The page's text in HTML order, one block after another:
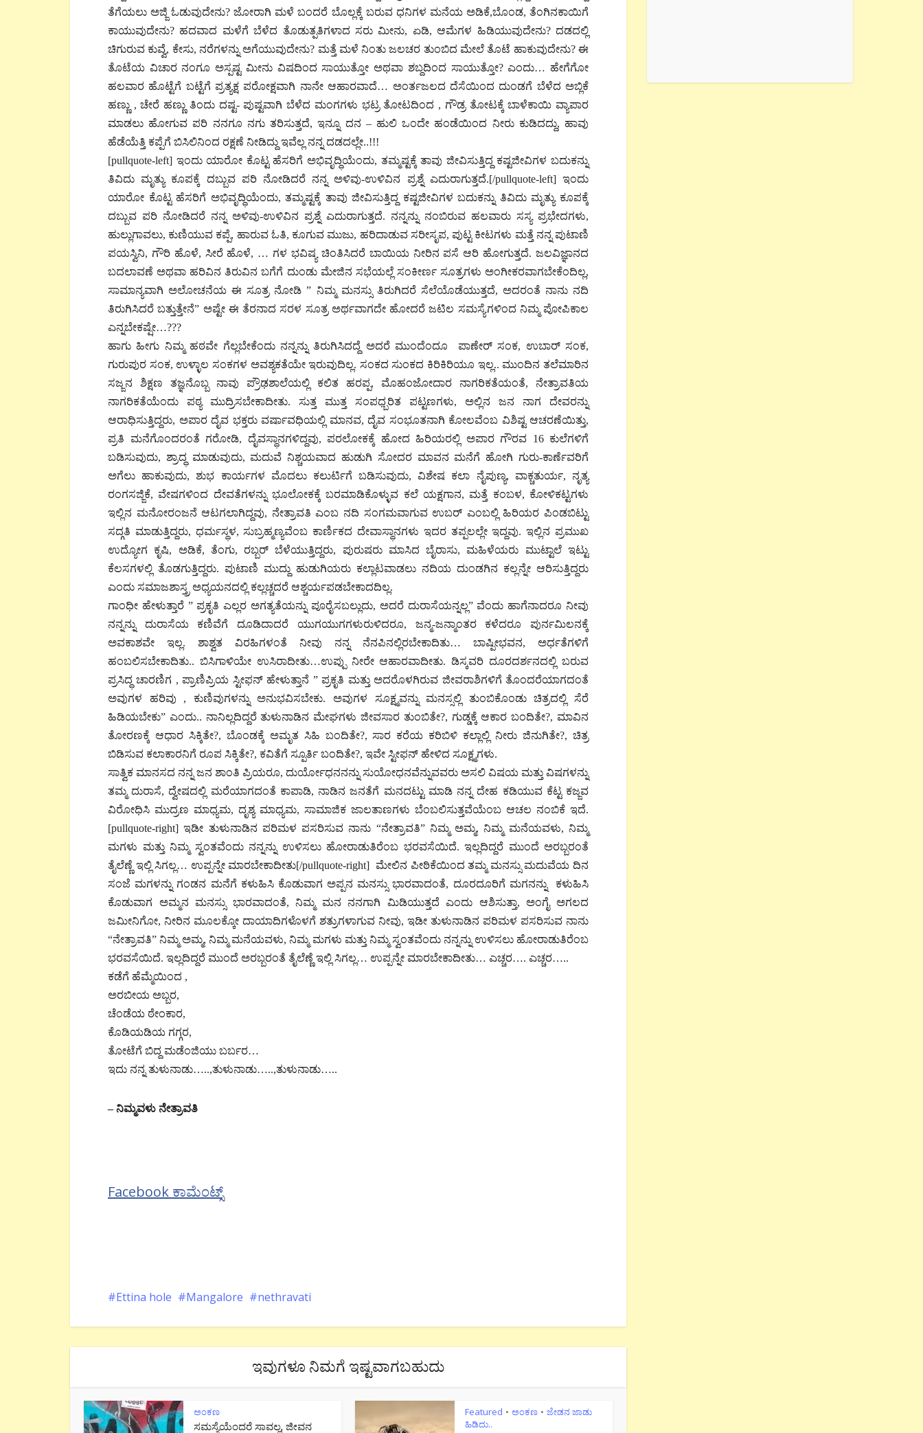
ತೆಗೆಯಲು ಅಜ್ಜಿ ಓಡುವುದೇನು? ಜೋರಾಗಿ ಮಳೆ ಬಂದರೆ ಬೊಲ್ಲಕ್ಕೆ ಬರುವ ಧನಿಗಳ ಮನೆಯ ಅಡಿಕೆ,ಬೊಂಡ, ತೆಂಗಿನಕಾಯಿಗೆ
ಕಾಯುವುದೇನು? ಹದವಾದ ಮಳೆಗೆ ಬೆಳೆದ ತೊಡುತ್ಪತಿಗಳಾದ ಸರು ಮೀನು, ಏಡಿ, ಆಮೆಗಳ ಹಿಡಿಯುವುದೇನು? ದಡದಲ್ಲಿ
ಚಿಗುರುವ ಕುವ್ವೆ, ಕೇಸು, ನರೆಗಳನ್ನು ಅಗೆಯುವುದೇನು? ಮತ್ತೆ ಮಳೆ ನಿಂತು ಜಲಚರ ತುಂಬಿದ ಮೇಲೆ ತೊಟೆ ಹಾಕುವುದೇನು? ಈ
ತೊಟೆಯ ವಿಚಾರ ನಂಗೂ ಅಸ್ಪಷ್ಟ ಮೀನು ವಿಷದಿಂದ ಸಾಯುತ್ತೋ ಅಥವಾ ಶಬ್ದದಿಂದ ಸಾಯುತ್ತೋ? ಎಂದು… ಹೇಗೆಗೋ
ಹಲವಾರ ಹೊಟ್ಟೆಗೆ ಬಟ್ಟೆಗೆ ಪ್ರತ್ಯಕ್ಷ ಪರೋಕ್ಷವಾಗಿ ನಾನೇ ಆಹಾರವಾದೆ… ಅಂರ್ತಜಲದ ದೆಸೆಯಿಂದ ದುಂಡಗೆ ಬೆಳೆದ ಅಬ್ಲಿಕೆ
ಹಣ್ಣು , ಚೇರೆ ಹಣ್ಣು ತಿಂದು ದಷ್ಟ- ಪುಷ್ಟವಾಗಿ ಬೆಳೆದ ಮಂಗಗಳು ಭಟ್ರ ತೋಟದಿಂದ , ಗೌಡ್ರ ತೋಟಕ್ಕೆ ಬಾಳೆಕಾಯಿ ವ್ಯಾಪಾರ
ಮಾಡಲು ಹೋಗುವ ಪರಿ ನನಗೂ ನಗು ತರಿಸುತ್ತದೆ, ಇನ್ನೂ ದನ – ಹುಲಿ ಒಂದೇ ಹಂಡೆಯಿಂದ ನೀರು ಕುಡಿದದ್ದು, ಹಾವು
ಹೆಡೆಯೆತ್ತಿ ಕಪ್ಪೆಗೆ ಬಿಸಿಲಿನಿಂದ ರಕ್ಷಣೆ ನೀಡಿದ್ದು ಇವೆಲ್ಲ ನನ್ನ ದಡದಲ್ಲೇ..!!!
[pullquote-left] ಇಂದು ಯಾರೋ ಕೊಟ್ಟ ಹೆಸರಿಗೆ ಅಭಿವೃದ್ಧಿಯೆಂದು, ತಮ್ಮಷ್ಟಕ್ಕೆ ತಾವು ಜೀವಿಸುತ್ತಿದ್ದ ಕಷ್ಟಜೀವಿಗಳ ಬದುಕನ್ನು
ತಿವಿದು ಮೃತ್ಯು ಕೂಪಕ್ಕೆ ದಬ್ಬುವ ಪರಿ ನೋಡಿದರೆ ನನ್ನ ಅಳಿವು-ಉಳಿವಿನ ಪ್ರಶ್ನೆ ಎದುರಾಗುತ್ತದೆ.[/pullquote-left] ಇಂದು
ಯಾರೋ ಕೊಟ್ಟ ಹೆಸರಿಗೆ ಅಭಿವೃದ್ಧಿಯೆಂದು, ತಮ್ಮಷ್ಟಕ್ಕೆ ತಾವು ಜೀವಿಸುತ್ತಿದ್ದ ಕಷ್ಟಜೀವಿಗಳ ಬದುಕನ್ನು ತಿವಿದು ಮೃತ್ಯು ಕೂಪಕ್ಕೆ
ದಬ್ಬುವ ಪರಿ ನೋಡಿದರೆ ನನ್ನ ಅಳಿವು-ಉಳಿವಿನ ಪ್ರಶ್ನೆ ಎದುರಾಗುತ್ತದೆ. ನನ್ನನ್ನು ನಂಬಿರುವ ಹಲವಾರು ಸಸ್ಯ ಪ್ರಭೇದಗಳು,
ಹುಲ್ಲುಗಾವಲು, ಕುಣಿಯುವ ಕಪ್ಪೆ, ಹಾರುವ ಓತಿ, ಕೂಗುವ ಮುಜು, ಹರಿದಾಡುವ ಸರೀಸೃಪ, ಪುಟ್ಟ ಕೀಟಗಳು ಮತ್ತೆ ನನ್ನ ಪುಟಾಣಿ
ಪಯಸ್ವಿನಿ, ಗೌರಿ ಹೊಳೆ, ಸೀರೆ ಹೊಳೆ, … ಗಳ ಭವಿಷ್ಯ ಚಿಂತಿಸಿದರೆ ಬಾಯಿಯ ನೀರಿನ ಪಸೆ ಆರಿ ಹೋಗುತ್ತದೆ. ಜಲವಿಜ್ಞಾನದ
ಬದಲಾವಣೆ ಅಥವಾ ಹರಿವಿನ ತಿರುವಿನ ಬಗೆಗೆ ದುಂಡು ಮೇಜಿನ ಸಭೆಯಲ್ಲೆ ಸಂಕೀರ್ಣ ಸೂತ್ರಗಳು ಅಂಗೀಕರವಾಗಬೇಕೆಂದಿಲ್ಲ,
ಸಾಮಾನ್ಯವಾಗಿ ಅಲೋಚನೆಯ ಈ ಸೂತ್ರ ನೋಡಿ ” ನಿಮ್ಮ ಮನಸ್ಸು ತಿರುಗಿದರೆ ಸೆಲೆಯೊಡೆಯುತ್ತದೆ, ಅದರಂತೆ ನಾನು ನದಿ
ತಿರುಗಿಸಿದರೆ ಬತ್ತುತ್ತೇನೆ” ಅಷ್ಟೇ ಈ ತೆರನಾದ ಸರಳ ಸೂತ್ರ ಅರ್ಥವಾಗದೇ ಹೋದರೆ ಜಟಿಲ ಸಮಸ್ಯೆಗಳಿಂದ ನಿಮ್ಮ ಪೋಪಿಕಾಲ
ಎನ್ನಬೇಕಷ್ಷೇ…???
ಹಾಗು ಹೀಗು ನಿಮ್ಮ ಹಠವೇ ಗೆಲ್ಲಬೇಕೆಂದು ನನ್ನನ್ನು ತಿರುಗಿಸಿದದ್ದೆ ಅದರೆ ಮುಂದೆಂದೂ ಪಾಣೇರ್ ಸಂಕ, ಉಬಾರ್ ಸಂಕ,
ಗುರುಪುರ ಸಂಕ, ಉಳ್ಳಾಲ ಸಂಕಗಳ ಅವಶ್ಯಕತೆಯೇ ಇರುವುದಿಲ್ಲ. ಸಂಕದ ಸುಂಕದ ಕಿರಿಕಿರಿಯೂ ಇಲ್ಲ.. ಮುಂದಿನ ತಲೆಮಾರಿನ
ಸಜ್ಜನ ಶಿಕ್ಷಣ ತಜ್ಞನೊಬ್ಬ ನಾವು ಪ್ರೌಢಶಾಲೆಯಲ್ಲಿ ಕಲಿತ ಹರಪ್ಪ, ಮೊಹಂಜೋದಾರ ನಾಗರಿಕತೆಯಂತೆ, ನೇತ್ರಾವತಿಯ
ನಾಗರಿಕತೆಯೆಂದು ಪಠ್ಯ ಮುದ್ರಿಸಬೇಕಾದೀತು. ಸುತ್ತ ಮುತ್ತ ಸಂಪಧ್ಬರಿತ ಪಟ್ಟಣಗಳು, ಅಲ್ಲಿನ ಜನ ನಾಗ ದೇವರನ್ನು
ಆರಾಧಿಸುತ್ತಿದ್ದರು, ಅಪಾರ ದೈವ ಭಕ್ತರು ವರ್ಷಾವಧಿಯಲ್ಲಿ ಮಾನವ, ದೈವ ಸಂಭೂತನಾಗಿ ಕೋಲವೆಂಬ ವಿಶಿಷ್ಟ ಆಚರಣೆಯಿತ್ತು,
ಪ್ರತಿ ಮನೆಗೊಂದರಂತೆ ಗರೋಡಿ, ದೈವಸ್ಥಾನಗಳಿದ್ದವು, ಪರಲೋಕಕ್ಕೆ ಹೋದ ಹಿರಿಯರಲ್ಲಿ ಅಪಾರ ಗೌರವ 16 ಕುಲೆಗಳಿಗೆ
ಬಡಿಸುವುದು, ಶ್ರಾದ್ಧ ಮಾಡುವುದು, ಮದುವೆ ನಿಶ್ಚಯವಾದ ಹುಡುಗಿ ಸೋದರ ಮಾವನ ಮನೆಗೆ ಹೋಗಿ ಗುರು-ಕಾರ್ಣೆವರಿಗೆ
ಅಗೆಲು ಹಾಕುವುದು, ಶುಭ ಕಾರ್ಯಗಳ ಮೊದಲು ಕಲುರ್ಟಿಗೆ ಬಡಿಸುವುದು, ವಿಶೇಷ ಕಲಾ ನೈಪುಣ್ಯ, ವಾಕ್ಚತುರ್ಯ, ನೃತ್ಯ
ರಂಗಸಜ್ಜಿಕೆ, ವೇಷಗಳಿಂದ ದೇವತೆಗಳನ್ನು ಭೂಲೋಕಕ್ಕೆ ಬರಮಾಡಿಕೊಳ್ಳುವ ಕಲೆ ಯಕ್ಷಗಾನ, ಮತ್ತೆ ಕಂಬಳ, ಕೋಳಿಕಟ್ಟಗಳು
ಇಲ್ಲಿನ ಮನೋರಂಜನೆ ಆಟಗಲಾಗಿದ್ದವು, ನೇತ್ರಾವತಿ ಎಂಬ ನದಿ ಸಂಗಮವಾಗುವ ಉಬರ್ ಎಂಬಲ್ಲಿ ಹಿರಿಯರ ಪಿಂಡಬಿಟ್ಟು
ಸದ್ಗತಿ ಮಾಡುತ್ತಿದ್ದರು, ಧರ್ಮಸ್ಥಳ, ಸುಬ್ರಹ್ಮಣ್ಯವೆಂಬ ಕಾರ್ಣಿಕದ ದೇವಾಸ್ಥಾನಗಳು ಇದರ ತಪ್ಪಲಲ್ಲೇ ಇದ್ದವು. ಇಲ್ಲಿನ ಪ್ರಮುಖ
ಉದ್ಯೋಗ ಕೃಷಿ, ಅಡಿಕೆ, ತೆಂಗು, ರಬ್ಬರ್ ಬೆಳೆಯುತ್ತಿದ್ದರು, ಪುರುಷರು ಮಾಸಿದ ಬೈರಾಸು, ಮಹಿಳೆಯರು ಮುಟ್ಟಾಲೆ ಇಟ್ಟು
ಕೆಲಸಗಳಲ್ಲಿ ತೊಡಗುತ್ತಿದ್ದರು. ಪುಟಾಣಿ ಮುದ್ದು ಹುಡುಗಿಯರು ಕಲ್ಲಾಟವಾಡಲು ನದಿಯ ದುಂಡಗಿನ ಕಲ್ಲನ್ನೇ ಆರಿಸುತ್ತಿದ್ದರು
ಎಂದು ಸಮಾಜಶಾಸ್ತ್ರ ಅಧ್ಯಯನದಲ್ಲಿ ಕಲ್ಲಚ್ಚದರೆ ಆಶ್ಚರ್ಯಪಡಬೇಕಾದದಿಲ್ಲ.
ಗಾಂಧೀ ಹೇಳುತ್ತಾರೆ ” ಪ್ರಕೃತಿ ಎಲ್ಲರ ಅಗತ್ಯತೆಯನ್ನು ಪೂರೈಸಬಲ್ಲುದು, ಅದರೆ ದುರಾಸೆಯನ್ನಲ್ಲ” ವೆಂದು ಹಾಗೆನಾದರೂ ನೀವು
ನನ್ನನ್ನು ದುರಾಸೆಯ ಕಣಿವೆಗೆ ದೂಡಿದಾದರೆ ಯುಗಯುಗಗಳುರುಳಿದರೂ, ಜನ್ಮ-ಜನ್ಮಾಂತರ ಕಳೆದರೂ ಪುರ್ನಮಿಲನಕ್ಕೆ
ಅವಕಾಶವೇ ಇಲ್ಲ. ಶಾಶ್ವತ ವಿರಹಿಗಳಂತೆ ನೀವು ನನ್ನ ನೆನಪಿನಲ್ಲಿರಬೇಕಾದಿತು… ಬಾಷ್ಪೀಭವನ, ಅರ್ಧತೆಗಳಿಗೆ
ಹಂಬಲಿಸಬೇಕಾದಿತು.. ಬಿಸಿಗಾಳಿಯೇ ಉಸಿರಾದೀತು…ಉಪ್ಪು ನೀರೇ ಆಹಾರವಾದೀತು. ಡಿಸ್ಕವರಿ ದೂರದರ್ಶನದಲ್ಲಿ ಬರುವ
ಪ್ರಸಿದ್ಧ ಚಾರಣಿಗ , ಪ್ರಾಣಿಪ್ರಿಯ ಸ್ಟೀಫನ್ ಹೇಳುತ್ತಾನೆ ” ಪ್ರಕೃತಿ ಮತ್ತು ಅದರೊಳಗಿರುವ ಜೀವರಾಶಿಗಳಿಗೆ ತೊಂದರೆಯಾಗದಂತೆ
ಅವುಗಳ ಹರಿವು , ಕುಣಿವುಗಳನ್ನು ಅನುಭವಿಸಬೇಕು. ಅವುಗಳ ಸೂಕ್ಷ್ಮವನ್ನು ಮನಸ್ಸಲ್ಲಿ ತುಂಬಿಕೊಂಡು ಚಿತ್ರದಲ್ಲಿ ಸೆರೆ
ಹಿಡಿಯಬೇಕು” ಎಂದು.. ನಾನಿಲ್ಲದಿದ್ದರೆ ತುಳುನಾಡಿನ ಮೇಘಗಳು ಜೀವಸಾರ ತುಂಬಿತೇ?, ಗುಡ್ಡಕ್ಕೆ ಆಕಾರ ಬಂದಿತೇ?, ಮಾವಿನ
ತೋರಣಕ್ಕೆ ಆಧಾರ ಸಿಕ್ಕಿತೇ?, ಬೊಂಡಕ್ಕೆ ಅಮೃತ ಸಿಹಿ ಬಂದಿತೇ?, ಸಾರ ಕರೆಯ ಕರಿಬಿಳಿ ಕಲ್ಲಾಲ್ಲಿ ನೀರು ಜಿನುಗಿತೇ?, ಚಿತ್ರ
ಬಿಡಿಸುವ ಕಲಾಕಾರನಿಗೆ ರೂಪ ಸಿಕ್ಕಿತೇ?, ಕವಿತೆಗೆ ಸ್ಪೂರ್ತಿ ಬಂದಿತೇ?, ಇವೇ ಸ್ಟೀಫನ್ ಹೇಳಿದ ಸೂಕ್ಷ್ಮಗಳು.
ಸಾತ್ವಿಕ ಮಾನಸದ ನನ್ನ ಜನ ಶಾಂತಿ ಪ್ರಿಯರೂ, ದುರ್ಯೋಧನನನ್ನು ಸುಯೋಧನವೆನ್ನುವವರು ಅಸಲಿ ವಿಷಯ ಮತ್ತು ವಿಷಗಳನ್ನು
ತಮ್ಮ ದುರಾಸೆ, ದ್ವೇಷದಲ್ಲಿ ಮರೆಯಾಗದಂತೆ ಕಾಪಾಡಿ, ನಾಡಿನ ಜನತೆಗೆ ಮನದಟ್ಟು ಮಾಡಿ ನನ್ನ ದೇಹ ಕಡಿಯುವ ಕೆಟ್ಟ ಕಜ್ಜವ
ವಿರೋಧಿಸಿ ಮುದ್ರಣ ಮಾಧ್ಯಮ, ದೃಶ್ಯ ಮಾಧ್ಯಮ, ಸಾಮಾಜಿಕ ಜಾಲತಾಣಗಳು ಬೆಂಬಲಿಸುತ್ತವೆಯೆಂಬ ಆಚಲ ನಂಬಿಕೆ ಇದೆ.
[pullquote-right] ಇಡೀ ತುಳುನಾಡಿನ ಪರಿಮಳ ಪಸರಿಸುವ ನಾನು “ನೇತ್ರಾವತಿ” ನಿಮ್ಮ ಅಮ್ಮ, ನಿಮ್ಮ ಮನೆಯವಳು, ನಿಮ್ಮ
ಮಗಳು ಮತ್ತು ನಿಮ್ಮ ಸ್ವಂತವೆಂದು ನನ್ನನ್ನು ಉಳಿಸಲು ಹೋರಾಡುತಿರೆಂಬ ಭರವಸೆಯಿದೆ. ಇಲ್ಲದಿದ್ದರೆ ಮುಂದೆ ಅರಬ್ಬರಂತೆ
ತೈಲೆಣ್ಣೆ ಇಲ್ಲಿ ಸಿಗಲ್ಲ… ಉಪ್ಪನ್ನೇ ಮಾರಬೇಕಾದೀತು[/pullquote-right] ಮೇಲಿನ ಪೀಠಿಕೆಯಿಂದ ತಮ್ಮ ಮನಸ್ಸು ಮದುವೆಯ ದಿನ
ಸಂಜೆ ಮಗಳನ್ನು ಗಂಡನ ಮನೆಗೆ ಕಳುಹಿಸಿ ಕೊಡುವಾಗ ಅಪ್ಪನ ಮನಸ್ಸು ಭಾರವಾದಂತೆ, ದೂರದೂರಿಗೆ ಮಗನನ್ನು ಕಳುಹಿಸಿ
ಕೊಡುವಾಗ ಅಮ್ಮನ ಮನಸ್ಸು ಭಾರವಾದಂತೆ, ನಿಮ್ಮ ಮನ ನನಗಾಗಿ ಮಿಡಿಯುತ್ತದೆ ಎಂದು ಆಶಿಸುತ್ತಾ, ಅಂಗೈ ಅಗಲದ
ಜಮೀನಿಗೋ, ನೀರಿನ ಮೂಲಕ್ಕೋ ದಾಯಾದಿಗಳೊಳಗೆ ಶತ್ರುಗಳಾಗುವ ನೀವು, ಇಡೀ ತುಳುನಾಡಿನ ಪರಿಮಳ ಪಸರಿಸುವ ನಾನು
“ನೇತ್ರಾವತಿ” ನಿಮ್ಮ ಅಮ್ಮ, ನಿಮ್ಮ ಮನೆಯವಳು, ನಿಮ್ಮ ಮಗಳು ಮತ್ತು ನಿಮ್ಮ ಸ್ವಂತವೆಂದು ನನ್ನನ್ನು ಉಳಿಸಲು ಹೋರಾಡುತಿರೆಂಬ
ಭರವಸೆಯಿದೆ. ಇಲ್ಲದಿದ್ದರೆ ಮುಂದೆ ಅರಬ್ಬರಂತೆ ತೈಲೆಣ್ಣೆ ಇಲ್ಲಿ ಸಿಗಲ್ಲ… ಉಪ್ಪನ್ನೇ ಮಾರಬೇಕಾದೀತು… ಎಚ್ಚರ…. ಎಚ್ಚರ…..
ಕಡೆಗೆ ಹೆಮ್ಮೆಯಿಂದ ,
ಅರಬೀಯ ಅಬ್ಬರ,
ಚೆಂಡೆಯ ಠೇಂಕಾರ,
ಕೊಡಿಯಡಿಯ ಗಗ್ಗರ,
ತೋಟೆಗೆ ಬಿದ್ದ ಮಡೆಂಜಿಯು ಬರ್ಬರ…
ಇದು ನನ್ನ ತುಳುನಾಡು…..,ತುಳುನಾಡು…..,ತುಳುನಾಡು…..
– ನಿಮ್ಮವಳು ನೇತ್ರಾವತಿ
Facebook ಕಾಮೆಂಟ್ಸ್
Ettina hole Mangalore nethravati
ಇವುಗಳೂ ನಿಮಗೆ ಇಷ್ಟವಾಗಬಹುದು
ಅಂಕಣ
ಸಮಸ್ಯೆಯೆಂದರೆ ಸಾವಲ್ಲ, ಜೀವನ
Featured • ಅಂಕಣ • ಜೇಡನ ಜಾಡು
ಹಿಡಿದು..